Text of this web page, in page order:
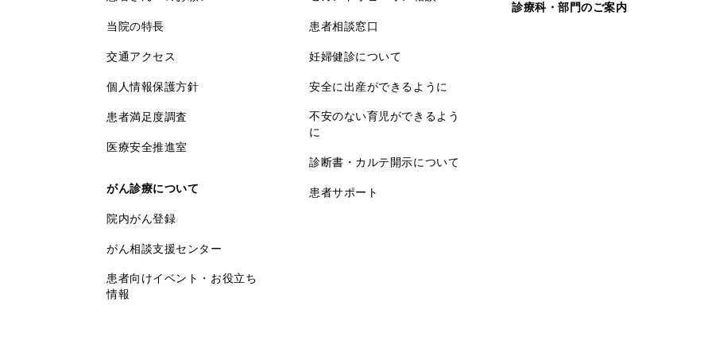
当院の特長
交通アクセス
個人情報保護方針
患者満足度調査
医療安全推進室
がん診療について
院内がん登録
がん相談支援センター
患者向けイベント・お役立ち
情報
患者相談窓口
妊婦健診について
安全に出産ができるように
不安のない育児ができるよう
に
診断書・カルテ開示について
患者サポート
診療科・部門のご案内